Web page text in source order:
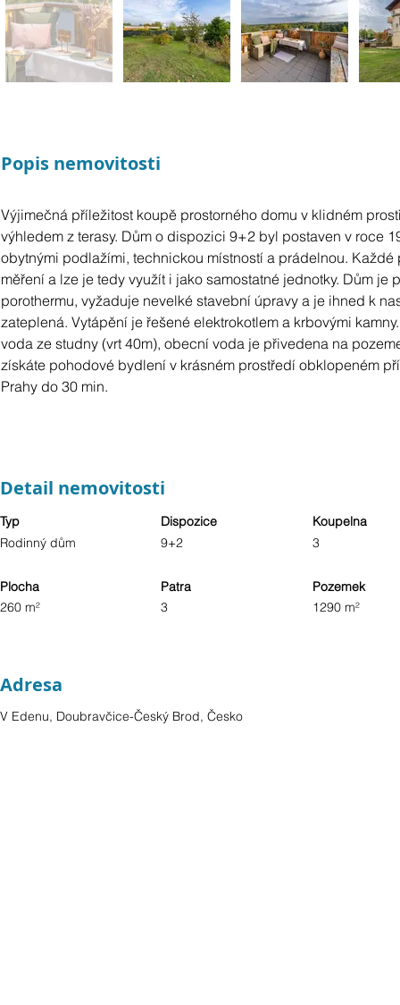
Popis nemovitosti
Výjimečná příležitost koupě prostorného domu v klidném
výhledem z terasy. Dům o dispozici 9+2 byl postaven v roce
obytnými podlažími, technickou místností a prádelnou.
měření a lze je tedy využít i jako samostatné jednotky. Dům je
porothermu, vyžaduje nevelké stavební úpravy a je ihned k
zateplená. Vytápění je řešené elektrokotlem a krbovými
voda ze studny (vrt 40m), obecní voda je přivedena na
získáte pohodové bydlení v krásném prostředí obklopeném
Prahy do 30 min.
Detail nemovitosti
Typ
Rodinný dům
Dispozice
9+2
Koupelna
3
Plocha
260 m²
Patra
3
Pozemek
1290 m²
Adresa
V Edenu, Doubravčice-Český Brod, Česko